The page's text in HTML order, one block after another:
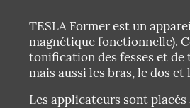
TESLA Former est un
magnétique fonctionnelle).
tonification des fesses et de
mais aussi les bras, le dos
Les applicateurs sont